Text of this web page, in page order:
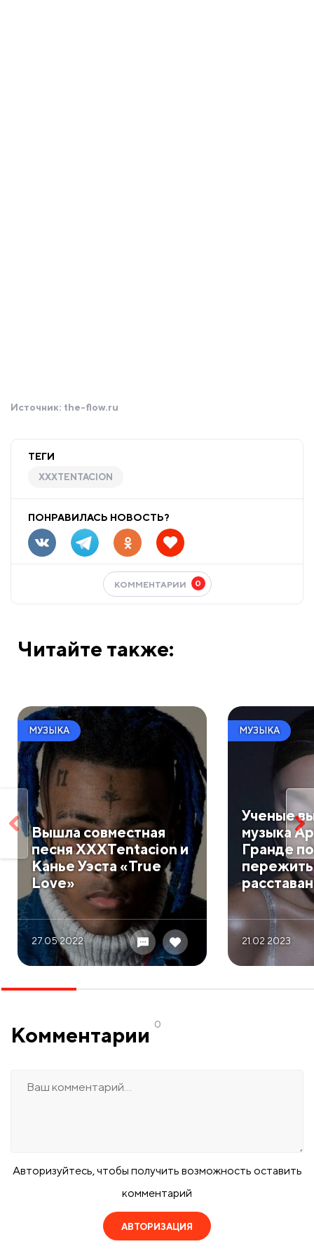
Источник: the-flow.ru
ТЕГИ
XXXTENTACION
ПОНРАВИЛАСЬ НОВОСТЬ?
КОММЕНТАРИИ 0
Читайте также:
МУЗЫКА
Вышла совместная
песня XXXTentacion и
Канье Уэста «True
Love»
27.05 2022
МУЗЫКА
Ученые
музыка
Гранде
пережить
21.02 2023
Комментарии 0
Авторизуйтесь, чтобы получить возможность оставить
комментарий
АВТОРИЗАЦИЯ